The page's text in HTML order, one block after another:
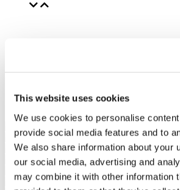
This website uses cookies
We use cookies to personalise
provide social media features and to
We also share information about your
our social media, advertising and
may combine it with other information